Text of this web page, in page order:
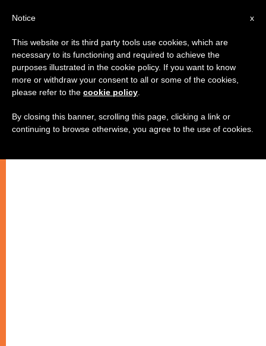
x
Notice
This website or its third party tools use cookies, which are
necessary to its functioning and required to achieve the
purposes illustrated in the cookie policy. If you want to know
more or withdraw your consent to all or some of the cookies,
please refer to the cookie policy
By closing this banner, scrolling this page, clicking a link or
continuing to browse otherwise, you agree to the use of cookies.